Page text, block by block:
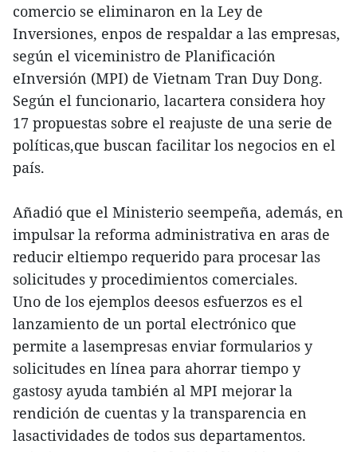
comercio se eliminaron en la Ley de
Inversiones, enpos de respaldar a las empresas,
según el viceministro de Planificación
eInversión (MPI) de Vietnam Tran Duy Dong.
Según el funcionario, lacartera considera hoy
17 propuestas sobre el reajuste de una serie de
políticas,que buscan facilitar los negocios en el
país.
Añadió que el Ministerio seempeña, además, en
impulsar la reforma administrativa en aras de
reducir eltiempo requerido para procesar las
solicitudes y procedimientos comerciales.
Uno de los ejemplos deesos esfuerzos es el
lanzamiento de un portal electrónico que
permite a lasempresas enviar formularios y
solicitudes en línea para ahorrar tiempo y
gastosy ayuda también al MPI mejorar la
rendición de cuentas y la transparencia en
lasactividades de todos sus departamentos.